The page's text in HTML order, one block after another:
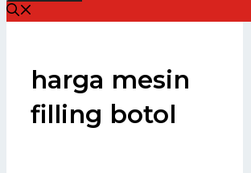
harga mesin
filling botol